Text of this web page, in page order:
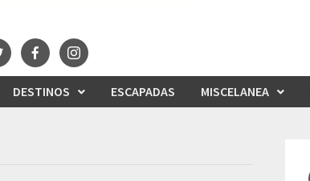
DESTINOS ESCAPADAS MISCELANEA